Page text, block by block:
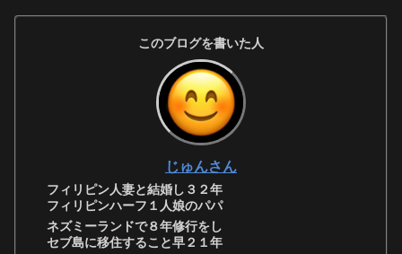
このブログを書いた人
じゅんさん
フィリピン人妻と結婚し３２年
フィリピンハーフ１人娘のパパ
ネズミーランドで８年修行をし
セブ島に移住すること早２１年